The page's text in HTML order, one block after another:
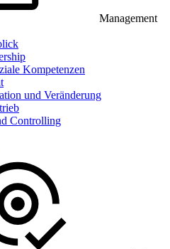
Management
Kompetenzen
und Veränderung
Controlling